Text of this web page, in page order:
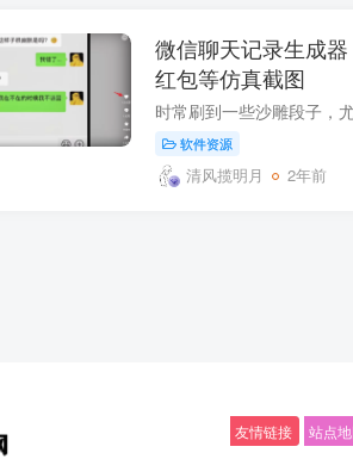
微信聊天记录生成器
红包等仿真截图
软件资源
清风揽明月 2年前
友情链接 站点